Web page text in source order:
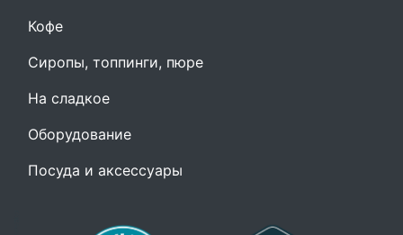
Кофе
Сиропы, топпинги, пюре
На сладкое
Оборудование
Посуда и аксессуары